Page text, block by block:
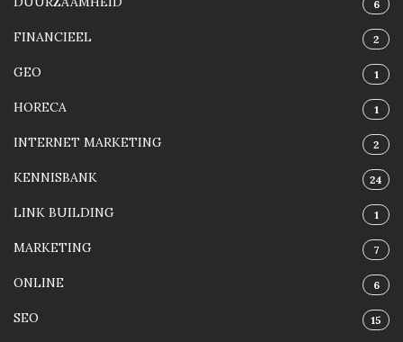
6
FINANCIEEL 2
GEO 1
HORECA 1
INTERNET MARKETING 2
KENNISBANK 24
LINK BUILDING 1
MARKETING 7
ONLINE 6
SEO 15